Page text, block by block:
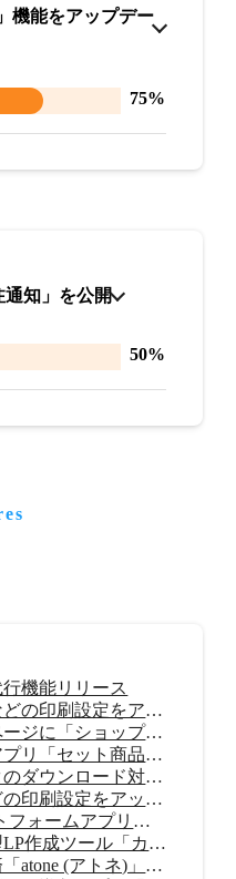
機能をアップデー
75%
通知」を公開
50%
機能リリース
受注伝票などの印刷設定をアップデート
受注詳細ページに「ショップ内メモ」機能を追加
在庫管理アプリ「セット商品在庫管理 byらくらく在庫」リリース
受注データのダウンロード対応範囲を拡大
領収書などの印刷設定をアップデート
ECプラットフォームアプリ「TikTok shop」リリース
スワイプ型LP作成ツール「カラーミーモーションLP」提供開始
後払い決済「atone (アトネ)」提供開始